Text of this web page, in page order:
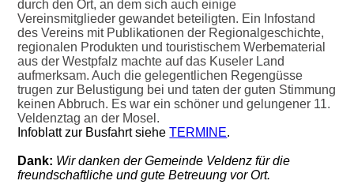
durch den Ort, an dem sich auch einige
Vereinsmitglieder gewandet beteiligten. Ein Infostand
des Vereins mit Publikationen der Regionalgeschichte,
regionalen Produkten und touristischem Werbematerial
aus der Westpfalz machte auf das Kuseler Land
aufmerksam. Auch die gelegentlichen Regengüsse
trugen zur Belustigung bei und taten der guten Stimmung
keinen Abbruch. Es war ein schöner und gelungener 11.
Veldenztag an der Mosel.
Infoblatt zur Busfahrt sieheTERMINE.
Dank: Wir danken der Gemeinde Veldenz für die
freundschaftliche und gute Betreuung vor Ort.